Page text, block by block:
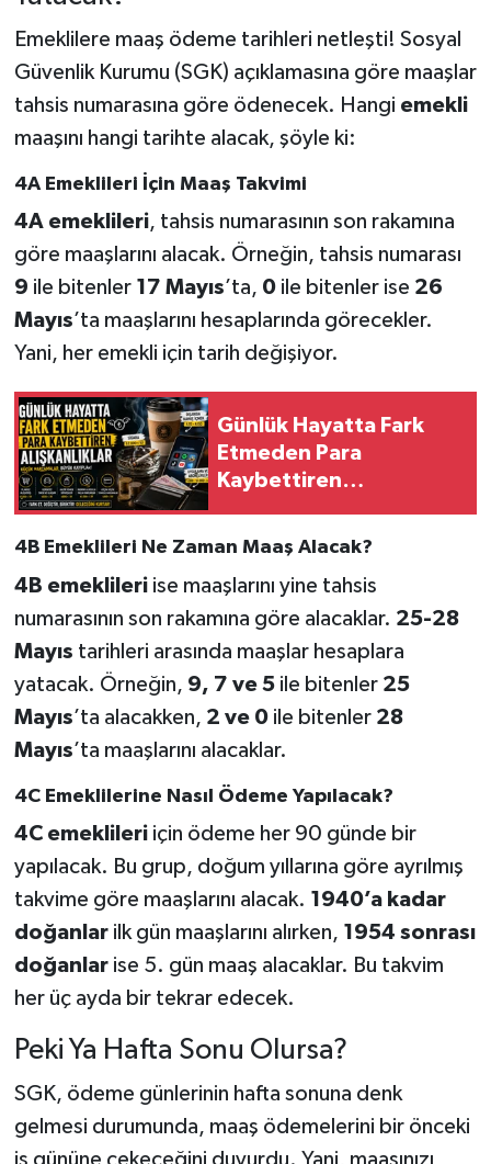
Emeklilere maaş ödeme tarihleri netleşti! Sosyal
Güvenlik Kurumu (SGK) açıklamasına göre maaşlar
tahsis numarasına göre ödenecek. Hangi emekli
maaşını hangi tarihte alacak, şöyle ki:
4A Emeklileri İçin Maaş Takvimi
4A emeklileri, tahsis numarasının son rakamına
göre maaşlarını alacak. Örneğin, tahsis numarası
9 ile bitenler 17 Mayıs’ta, 0ile bitenler ise 26
Mayıs’ta maaşlarını hesaplarında görecekler.
Yani, her emekli için tarih değişiyor.
Günlük Hayatta Fark
Etmeden Para
Kaybettiren
4B Emeklileri Ne Zaman Maaş Alacak?
4B emeklileriise maaşlarını yine tahsis
numarasının son rakamına göre alacaklar. 25-28
Mayıs tarihleri arasında maaşlar hesaplara
yatacak. Örneğin, 9, 7 ve 5ile bitenler 25
Mayıs’ta alacakken, 2 ve 0ile bitenler 28
Mayıs’ta maaşlarını alacaklar.
4C Emeklilerine Nasıl Ödeme Yapılacak?
4C emeklileriiçin ödeme her 90 günde bir
yapılacak. Bu grup, doğum yıllarına göre ayrılmış
takvime göre maaşlarını alacak. 1940’a kadar
doğanlarilk gün maaşlarını alırken, 1954 sonrası
doğanlarise 5. gün maaş alacaklar. Bu takvim
her üç ayda bir tekrar edecek.
Peki Ya Hafta Sonu Olursa?
SGK, ödeme günlerinin hafta sonuna denk
gelmesi durumunda, maaş ödemelerini bir önceki
iş gününe çekeceğini duyurdu. Yani, maaşınızı